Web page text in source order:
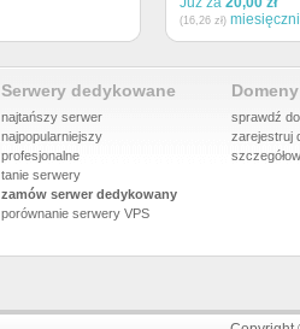
(16,26 zł)
Serwery dedykowane
najtańszy serwer
najpopularniejszy
profesjonalne
tanie serwery
zamów serwer dedykowany
porównanie serwery VPS
sprawdź
zarejestruj